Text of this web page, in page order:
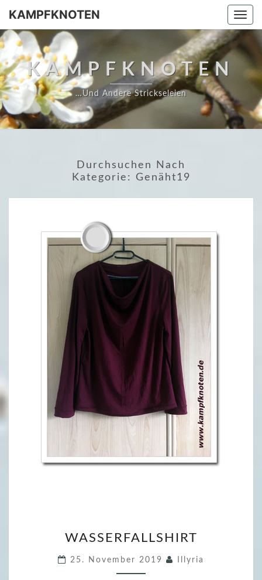
Skip
content
KAMPFKNOTEN
KAMPFKNOTEN
…und Andere Strickseleien
Durchsuchen Nach
Kategorie: Genäht19
A
S
S
WASSERFALLSHIRT
25. November 2019 Illyria